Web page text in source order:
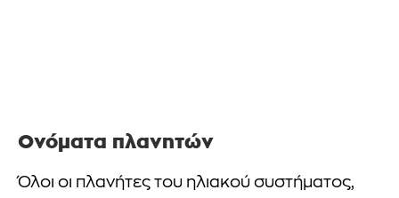
Ονόματα πλανητών
Όλοι οι πλανήτες του ηλιακού συστήματος,